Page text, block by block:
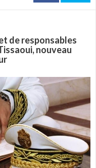
de responsables
nouveau